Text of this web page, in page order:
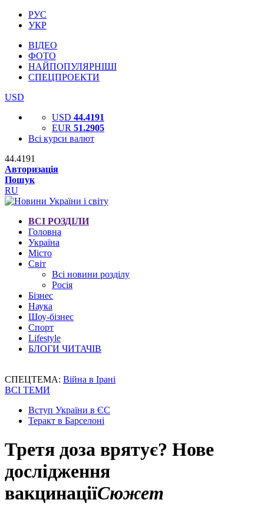
РУС
УКР
ВІДЕО
ФОТО
НАЙПОПУЛЯРНІШІ
СПЕЦПРОЕКТИ
USD
USD 44.4191
EUR 51.2905
Всі курси валют
44.4191
Авторизація
Пошук
RU
ВСІ РОЗДІЛИ
Головна
Україна
Місто
Світ
Всі новини розділу
Росія
Бізнес
Наука
Шоу-бізнес
Спорт
Lifestyle
БЛОГИ ЧИТАЧІВ
СПЕЦТЕМА: Війна в Ірані
ВСІ ТЕМИ
Вступ України в ЄС
Теракт в Барселоні
Третя доза врятує? Нове
дослідження
вакцинаціїСюжет